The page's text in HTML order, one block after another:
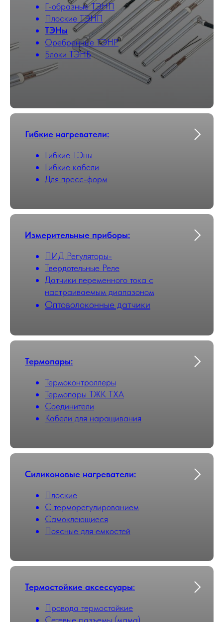
Г-образные ТЭНП
Плоские ТЭНП
ТЭНы
Оребренные ТЭНР
Блоки ТЭНБ
Гибкие нагреватели:
Гибкие ТЭны
Гибкие кабели
Для пресс-форм
Измерительные приборы:
ПИД Регуляторы-
Твердотельные Реле
Датчики переменного тока с
настраиваемым диапазоном
Оптоволоконные датчики
Термопары:
Термоконтроллеры
Термопары ТЖК ТХА
Соединители
Кабели для наращивания
Силиконовые нагреватели:
Плоские
С терморегулированием
Самоклеющиеся
Поясные для емкостей
Термостойкие аксессуары:
Провода термостойкие
Сетевые разъемы (мама)